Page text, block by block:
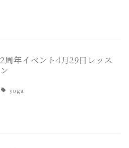
2周年イベント4月29日レッス
ン
yoga